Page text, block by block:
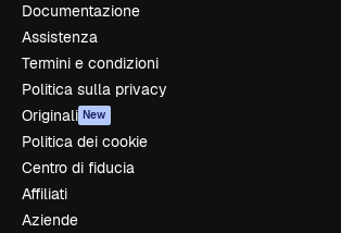
Documentazione
Assistenza
Termini e condizioni
Politica sulla privacy
Originali New
Politica dei cookie
Centro di fiducia
Affiliati
Aziende